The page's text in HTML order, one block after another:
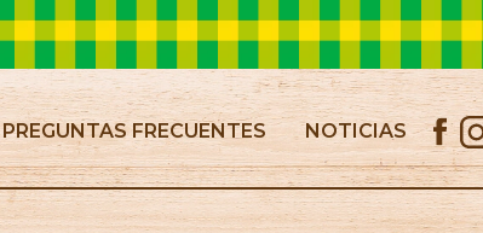
PREGUNTAS FRECUENTES NOTICIAS